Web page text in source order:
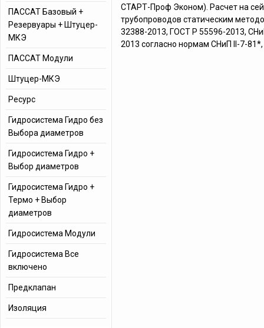
СТАРТ-Проф Эконом). Расчет на
трубопроводов статическим
32388-2013, ГОСТ Р 55596-2013,
2013 согласно нормам СНиП II-7-
ПАССАТ Базовый +
Резервуары + Штуцер-
МКЭ
ПАССАТ Модули
Штуцер-МКЭ
Ресурс
Гидросистема Гидро без
Выбора диаметров
Гидросистема Гидро +
Выбор диаметров
Гидросистема Гидро +
Термо + Выбор
диаметров
Гидросистема Модули
Гидросистема Все
включено
Предклапан
Изоляция